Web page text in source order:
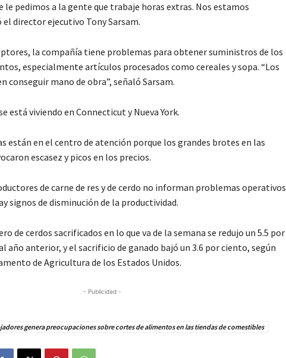
le pedimos a la gente que trabaje horas extras. Nos estamos
el director ejecutivo Tony Sarsam.
la compañía tiene problemas para obtener suministros de los
especialmente artículos procesados como cereales y sopa. “Los
conseguir mano de obra”, señaló Sarsam.
está viviendo en Connecticut y Nueva York.
están en el centro de atención porque los grandes brotes en las
escasez y picos en los precios.
de carne de res y de cerdo no informan problemas operativos
signos de disminución de la productividad.
de cerdos sacrificados en lo que va de la semana se redujo un 5.5 por
año anterior, y el sacrificio de ganado bajó un 3.6 por ciento, según
de Agricultura de los Estados Unidos.
- Publicidad -
genera preocupaciones sobre cortes de alimentos en las tiendas de comestibles